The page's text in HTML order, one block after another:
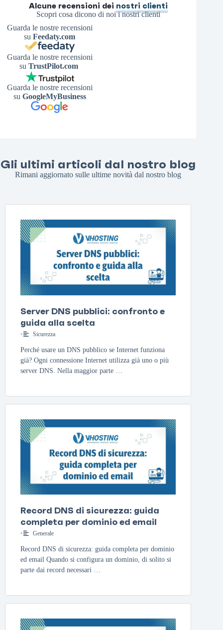
Alcune recensioni dei nostri clienti
Scopri cosa dicono di noi i nostri clienti
Guarda le nostre recensioni
suFeedaty.com
Guarda le nostre recensioni
su TrustPilot.com
Guarda le nostre recensioni
su GoogleMyBusiness
Gli ultimi articoli dal nostro blog
Rimani aggiornato sulle ultime novità dal nostro blog
Server DNS pubblici: confronto e
guida alla scelta
• Sicurezza
Perché usare un DNS pubblico se Internet funziona
già? Ogni connessione Internet utilizza già uno o più
server DNS. Nella maggior parte …
Record DNS di sicurezza: guida
completa per dominio ed email
• Generale
Record DNS di sicurezza: guida completa per dominio
ed email Quando si configura un dominio, di solito si
parte dai record necessari …